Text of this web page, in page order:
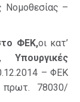
Νομοθεσίας –
ΦΕΚ,οι κατ’
Υπουργικές
– ΦΕΚ
78030/